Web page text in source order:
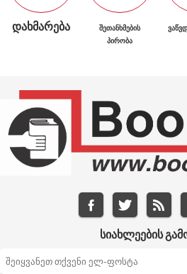
ᲓᲐᲮᲛᲐᲠᲔᲑᲐ
ᲨᲔᲗᲐᲜᲮᲛᲔᲑᲘᲡ
ᲞᲘᲠᲝᲑᲐ
ᲡᲘᲐᲮᲚᲔᲔᲑᲘᲡ